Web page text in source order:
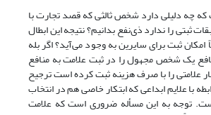
چه دلیلی دارد شخص ثالثی که قصد تجارت با
ثبتی را ندارد ذی‌نفع بدانیم؟ نتیجه این ابطال
ثبت برای سایرین به وجود می‌آید؟ اگر بله
یک شخص مجهول را در ثبت علامت به منافع
علامتی را با صرف هزینه ثبت کرده است ترجیح
با علایم ابداعی که ابتکار خاصی هم در انتخاب
توجه به این مسأله ضروری است که علامت